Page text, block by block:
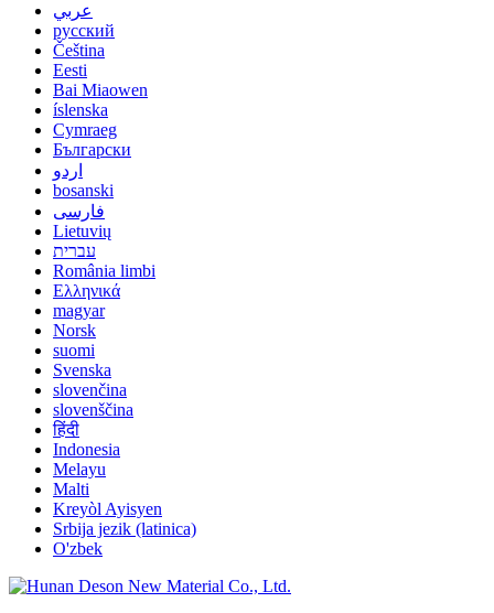
عربي
русский
Čeština
Eesti
Bai Miaowen
íslenska
Cymraeg
Български
اردو
bosanski
فارسی
Lietuvių
עברית
România limbi
Ελληνικά
magyar
Norsk
suomi
Svenska
slovenčina
slovenščina
हिंदी
Indonesia
Melayu
Malti
Kreyòl Ayisyen
Srbija jezik (latinica)
O'zbek